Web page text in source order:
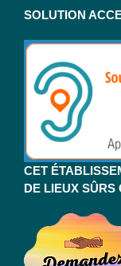
SOLUTION
CET
DE LIEUX SÛRS